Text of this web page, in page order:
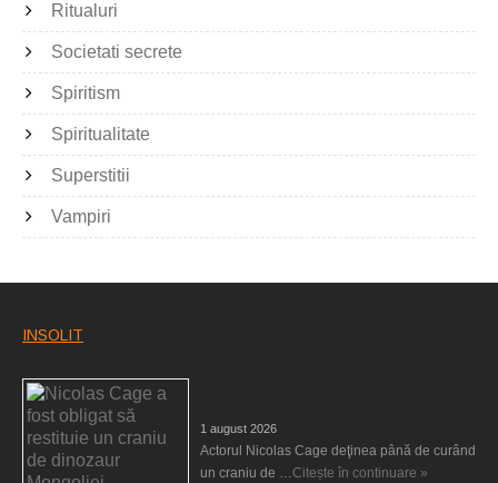
Ritualuri
Societati secrete
Spiritism
Spiritualitate
Superstitii
Vampiri
INSOLIT
1 august 2026
Actorul Nicolas Cage deţinea până de curând
un craniu de …Citește în continuare »